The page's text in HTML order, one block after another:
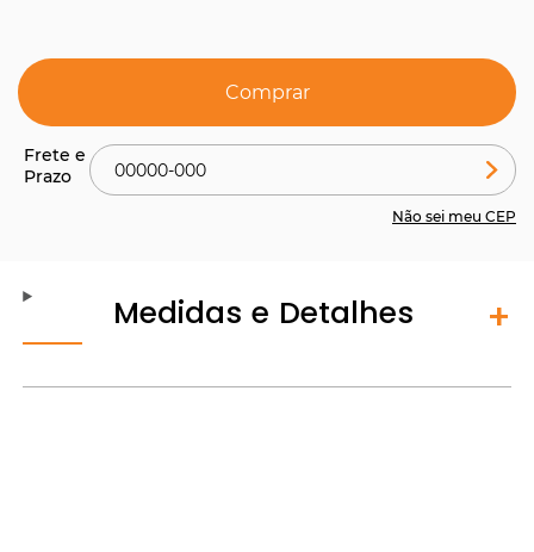
Comprar
Não sei meu CEP
Medidas e Detalhes